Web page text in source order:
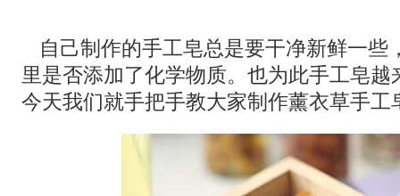
自己制作的手工皂总是要干净新鲜一些
里是否添加了化学物质。也为此手工皂越
今天我们就手把手教大家制作薰衣草手工